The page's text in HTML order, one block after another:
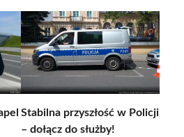
Stabilna przyszłość w Policji
– dołącz do służby!